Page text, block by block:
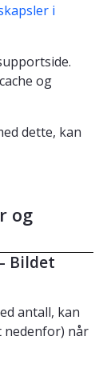
i
og
dette, kan
og
Bildet
antall, kan
nedenfor) når